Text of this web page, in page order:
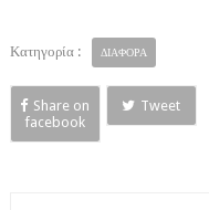
Κατηγορία : ΔΙΑΦΟΡΑ
Share on
facebook
Tweet